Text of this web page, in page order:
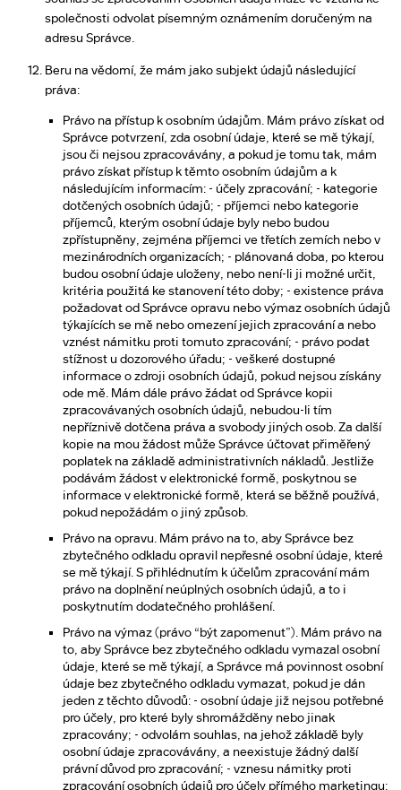
společnosti odvolat písemným oznámením doručeným na
adresu Správce.
Beru na vědomí, že mám jako subjekt údajů následující
práva:
Právo na přístup k osobním údajům. Mám právo získat od
Správce potvrzení, zda osobní údaje, které se mě týkají,
jsou či nejsou zpracovávány, a pokud je tomu tak, mám
právo získat přístup k těmto osobním údajům a k
následujícím informacím: - účely zpracování; - kategorie
dotčených osobních údajů; - příjemci nebo kategorie
příjemců, kterým osobní údaje byly nebo budou
zpřístupněny, zejména příjemci ve třetích zemích nebo v
mezinárodních organizacích; - plánovaná doba, po kterou
budou osobní údaje uloženy, nebo není-li ji možné určit,
kritéria použitá ke stanovení této doby; - existence práva
požadovat od Správce opravu nebo výmaz osobních údajů
týkajících se mě nebo omezení jejich zpracování a nebo
vznést námitku proti tomuto zpracování; - právo podat
stížnost u dozorového úřadu; - veškeré dostupné
informace o zdroji osobních údajů, pokud nejsou získány
ode mě. Mám dále právo žádat od Správce kopii
zpracovávaných osobních údajů, nebudou-li tím
nepříznivě dotčena práva a svobody jiných osob. Za další
kopie na mou žádost může Správce účtovat přiměřený
poplatek na základě administrativních nákladů. Jestliže
podávám žádost v elektronické formě, poskytnou se
informace v elektronické formě, která se běžně používá,
pokud nepožádám o jiný způsob.
Právo na opravu. Mám právo na to, aby Správce bez
zbytečného odkladu opravil nepřesné osobní údaje, které
se mě týkají. S přihlédnutím k účelům zpracování mám
právo na doplnění neúplných osobních údajů, a to i
poskytnutím dodatečného prohlášení.
Právo na výmaz (právo “být zapomenut”). Mám právo na
to, aby Správce bez zbytečného odkladu vymazal osobní
údaje, které se mě týkají, a Správce má povinnost osobní
údaje bez zbytečného odkladu vymazat, pokud je dán
jeden z těchto důvodů: - osobní údaje již nejsou potřebné
pro účely, pro které byly shromážděny nebo jinak
zpracovány; - odvolám souhlas, na jehož základě byly
osobní údaje zpracovávány, a neexistuje žádný další
právní důvod pro zpracování; - vznesu námitky proti
zpracování osobních údajů pro účely přímého marketingu;